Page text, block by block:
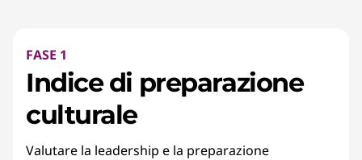
FASE 1
Indice di preparazione
culturale
Valutare la leadership e la preparazione